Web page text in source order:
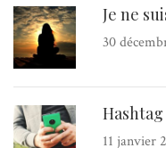
Je ne
30
11 janvier